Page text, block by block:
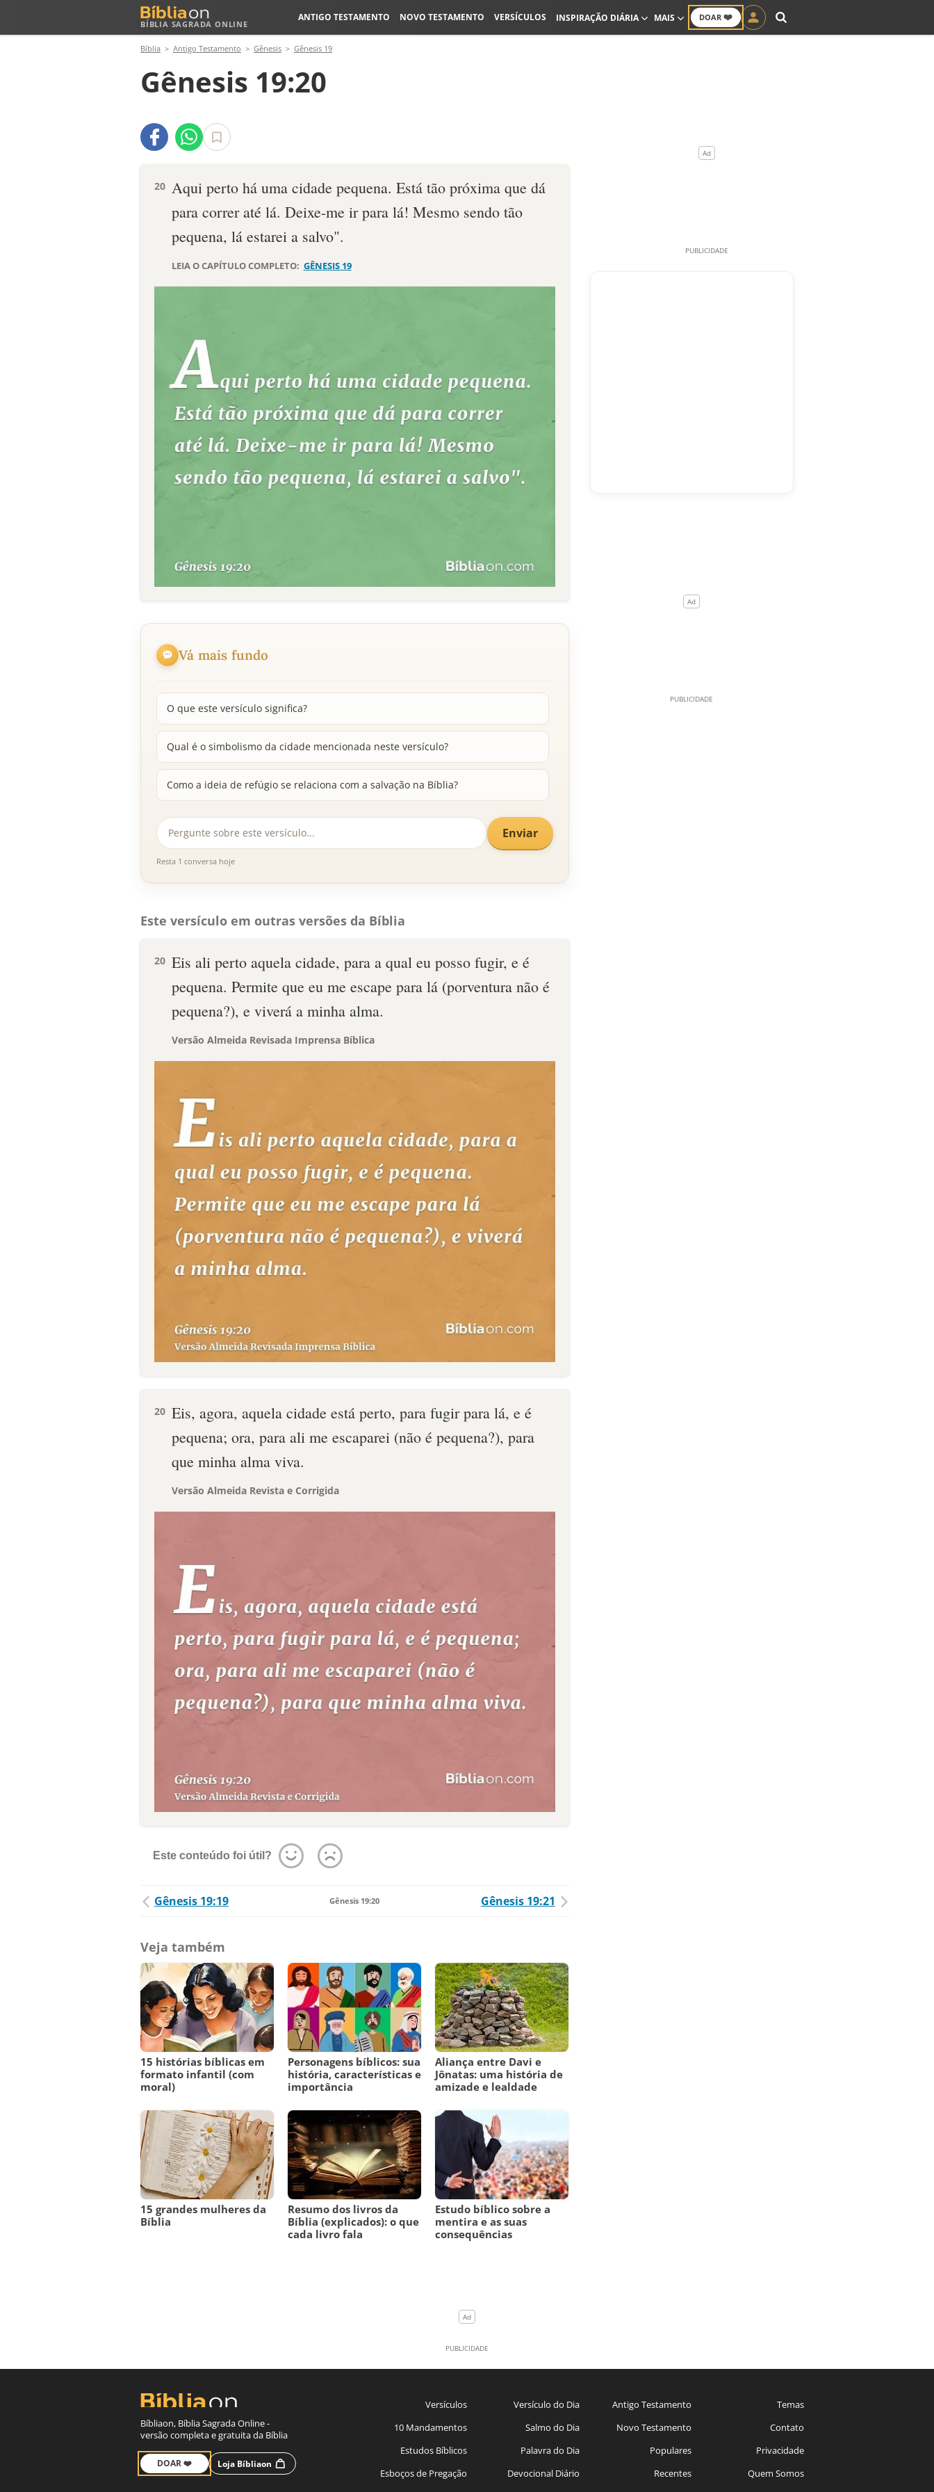
BÍBLIA SAGRADA ONLINE
DOAR ❤️
ANTIGO TESTAMENTO NOVO TESTAMENTO VERSÍCULOS INSPIRAÇÃO DIÁRIA MAIS
Bíblia Antigo Testamento Gênesis Gênesis 19
Gênesis 19:20
20 Aqui perto há uma cidade pequena. Está tão próxima que dá
para correr até lá. Deixe-me ir para lá! Mesmo sendo tão
pequena, lá estarei a salvo".
LEIA O CAPÍTULO COMPLETO: GÊNESIS 19
Vá mais fundo
O que este versículo significa?
Qual é o simbolismo da cidade mencionada neste versículo?
Como a ideia de refúgio se relaciona com a salvação na Bíblia?
Enviar
Resta 1 conversa hoje
Este versículo em outras versões da Bíblia
20 Eis ali perto aquela cidade, para a qual eu posso fugir, e é
pequena. Permite que eu me escape para lá (porventura não é
pequena?), e viverá a minha alma.
Versão Almeida Revisada Imprensa Bíblica
20 Eis, agora, aquela cidade está perto, para fugir para lá, e é
pequena; ora, para ali me escaparei (não é pequena?), para
que minha alma viva.
Versão Almeida Revista e Corrigida
Este conteúdo foi útil?
Gênesis 19:19 Gênesis 19:20 Gênesis 19:21
Veja também
15 histórias bíblicas em
formato infantil (com
moral)
Personagens bíblicos: sua
história, características e
importância
Aliança entre Davi e
Jônatas: uma história de
amizade e lealdade
15 grandes mulheres da
Bíblia
Resumo dos livros da
Bíblia (explicados): o que
cada livro fala
Estudo bíblico sobre a
mentira e as suas
consequências
Bíbliaon, Bíblia Sagrada Online -
versão completa e gratuita da Bíblia
DOAR ❤️ Loja Bíbliaon
Versículos
10 Mandamentos
Estudos Bíblicos
Esboços de Pregação
Versículo do Dia
Salmo do Dia
Palavra do Dia
Devocional Diário
Antigo Testamento
Novo Testamento
Populares
Recentes
Temas
Contato
Privacidade
Quem Somos